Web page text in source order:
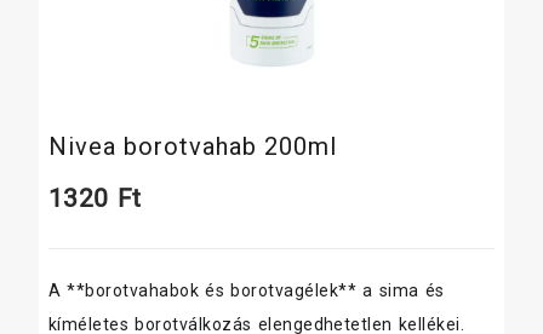
Nivea borotvahab 200ml
1320 Ft
A **borotvahabok és borotvagélek** a sima és
kíméletes borotválkozás elengedhetetlen kellékei.